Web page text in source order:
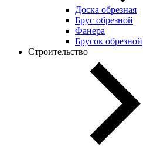
Доска обрезная
Брус обрезной
Фанера
Брусок обрезной
Строительство